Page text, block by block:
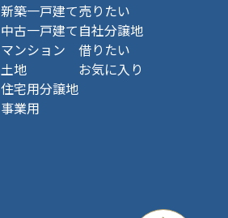
新築一戸建て
中古一戸建て
マンション
土地
住宅用分譲地
事業用
売りたい
自社分譲地
借りたい
お気に入り